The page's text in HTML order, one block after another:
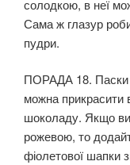
солодкою, в неї
Сама ж глазур
пудри.
ПОРАДА 18. Паски
можна прикрасити
шоколаду. Якщо
рожевою, то
фіолетової шапки